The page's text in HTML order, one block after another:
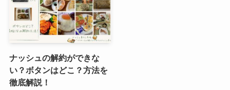
ナッシュの解約ができな
い？ボタンはどこ？方法を
徹底解説！